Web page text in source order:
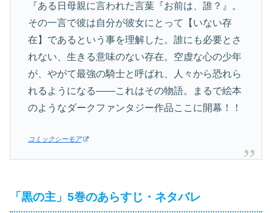
『ある日母親に言われた言葉『お前は、誰？』。
その一言で彼は自分が彼女にとって【いない存
在】であるという事を理解した。誰にも必要とさ
れない、生きる意味のない存在。空虚な心の少年
が、やがて最強の騎士と呼ばれ、人々から恐れら
れるようになる――これはその物語。まるで絵本
のようなダークファンタジー作品ここに開幕！！
コミックシーモア
「黒の主」5巻のあらすじ・ネタバレ